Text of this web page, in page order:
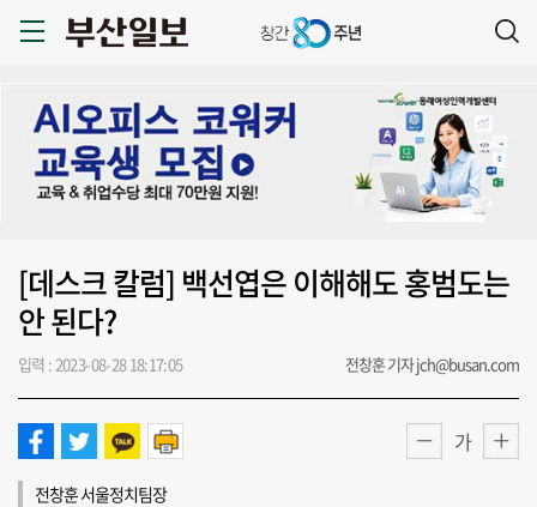
[데스크 칼럼] 백선엽은 이해해도 홍범도는
안 된다?
입력 : 2023-08-28 18:17:05 전창훈 기자 jch@busan.com
가
전창훈 서울정치팀장